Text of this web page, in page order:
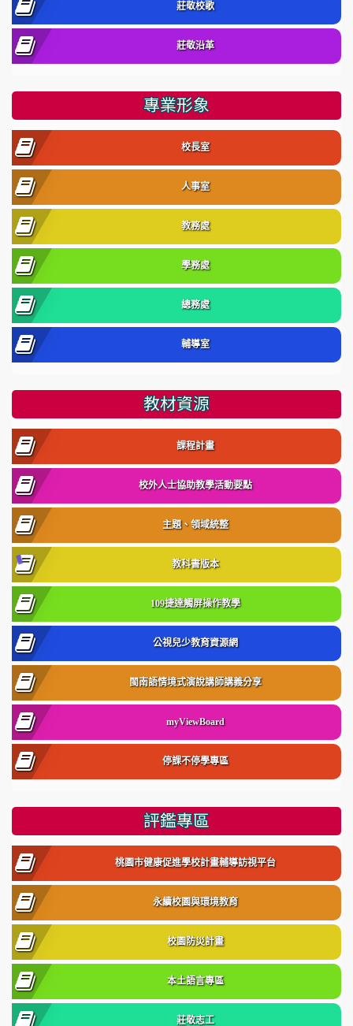
莊敬校歌
莊敬沿革
專業形象
校長室
人事室
教務處
學務處
總務處
輔導室
教材資源
課程計畫
校外人士協助教學活動要點
主題、領域統整
教科書版本
109捷達觸屏操作教學
公視兒少教育資源網
閩南語情境式演說講師講義分享
myViewBoard
停課不停學專區
評鑑專區
桃園市健康促進學校計畫輔導訪視平台
永續校園與環境教育
校園防災計畫
本土語言專區
莊敬志工